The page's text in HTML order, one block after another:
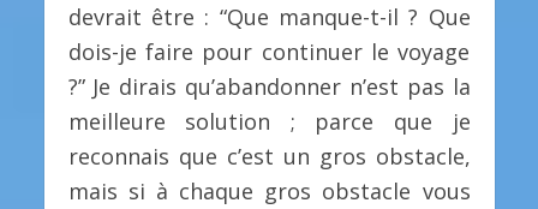
devrait être : “Que manque-t-il ? Que
dois-je faire pour continuer le voyage
?” Je dirais qu’abandonner n’est pas la
meilleure solution ; parce que je
reconnais que c’est un gros obstacle,
mais si à chaque gros obstacle vous